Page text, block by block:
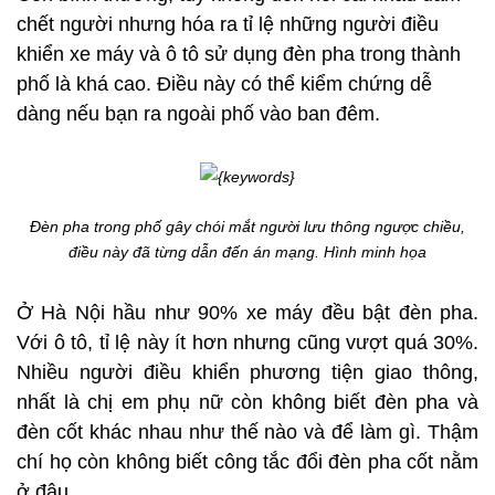
chết người nhưng hóa ra tỉ lệ những người điều
khiển xe máy và ô tô sử dụng đèn pha trong thành
phố là khá cao. Điều này có thể kiểm chứng dễ
dàng nếu bạn ra ngoài phố vào ban đêm.
Đèn pha trong phố gây chói mắt người lưu thông ngược chiều,
điều này đã từng dẫn đến án mạng. Hình minh họa
Ở Hà Nội hầu như 90% xe máy đều bật đèn pha.
Với ô tô, tỉ lệ này ít hơn nhưng cũng vượt quá 30%.
Nhiều người điều khiển phương tiện giao thông,
nhất là chị em phụ nữ còn không biết đèn pha và
đèn cốt khác nhau như thế nào và để làm gì. Thậm
chí họ còn không biết công tắc đổi đèn pha cốt nằm